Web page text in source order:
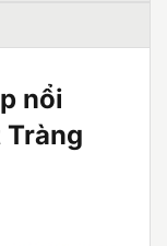
nổi
Tràng